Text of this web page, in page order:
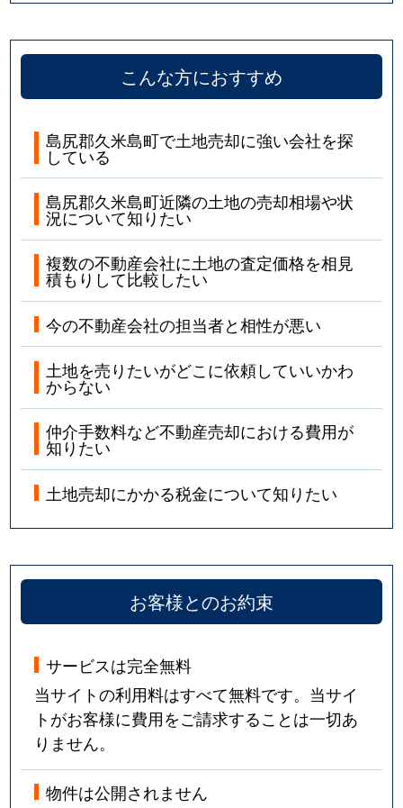
こんな方におすすめ
島尻郡久米島町で土地売却に強い会社を探
している
島尻郡久米島町近隣の土地の売却相場や状
況について知りたい
複数の不動産会社に土地の査定価格を相見
積もりして比較したい
今の不動産会社の担当者と相性が悪い
土地を売りたいがどこに依頼していいかわ
からない
仲介手数料など不動産売却における費用が
知りたい
土地売却にかかる税金について知りたい
お客様とのお約束
サービスは完全無料
当サイトの利用料はすべて無料です。当サイ
トがお客様に費用をご請求することは一切あ
りません。
物件は公開されません